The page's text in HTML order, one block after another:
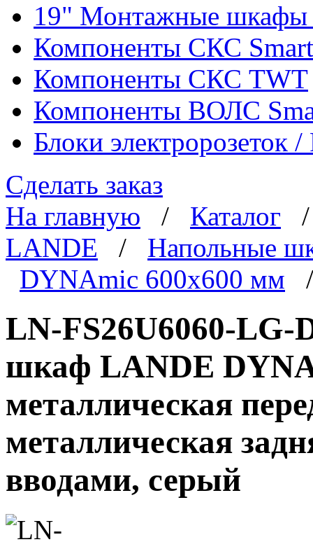
19" Монтажные шкафы
Компоненты СКС
Компоненты СКС TWT
Компоненты ВОЛС
Блоки электророзеток
Сделать заказ
На главную / Каталог
LANDE / Напольные
DYNAmic 600x600 мм
LN-FS26U6060-
шкаф LANDE
металлическая
металлическая
вводами, серый